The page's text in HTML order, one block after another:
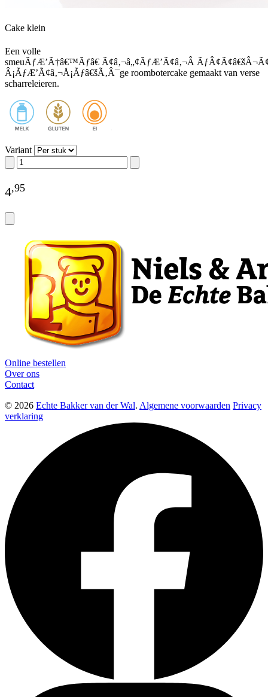
Cake klein
Een volle
smeuÃƒÆ’Ã†â€™Ãƒâ€ Ã¢â‚¬â„¢ÃƒÆ’Ã¢â‚¬Â
Â¡ÃƒÆ’Ã¢â‚¬Å¡Ãƒâ€šÃ‚Â¯ge roombotercake gemaakt van verse
scharreleieren.
Variant
4,95
Online bestellen
Over ons
Contact
© 2026 Echte Bakker van der Wal. Algemene voorwaarden Privacy
verklaring